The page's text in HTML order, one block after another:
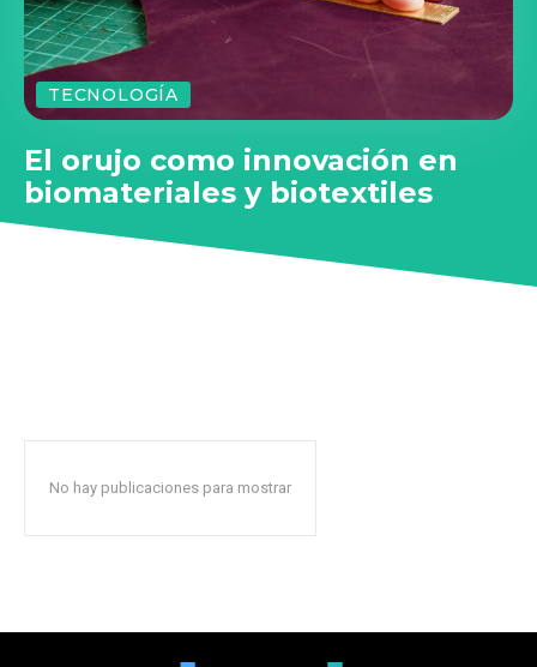
TECNOLOGÍA
El orujo como innovación en
biomateriales y biotextiles
No hay publicaciones para mostrar